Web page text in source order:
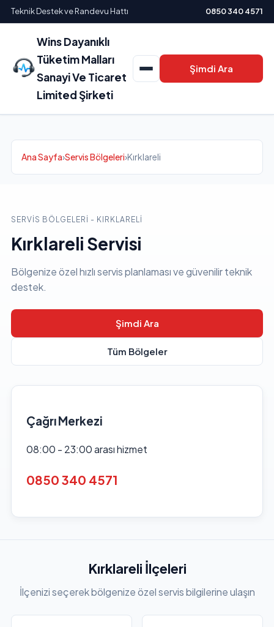
Teknik Destek ve Randevu Hattı 0850 340 4571
Wins Dayanıklı
Tüketim Malları
Sanayi Ve Ticaret
Limited Şirketi
Şimdi Ara
Ana Sayfa›Servis Bölgeleri›Kırklareli
SERVIS BÖLGELERI - KIRKLARELI
Kırklareli Servisi
Bölgenize özel hızlı servis planlaması ve güvenilir teknik
destek.
Şimdi Ara
Tüm Bölgeler
Çağrı Merkezi
08:00 - 23:00 arası hizmet
0850 340 4571
Kırklareli İlçeleri
İlçenizi seçerek bölgenize özel servis bilgilerine ulaşın